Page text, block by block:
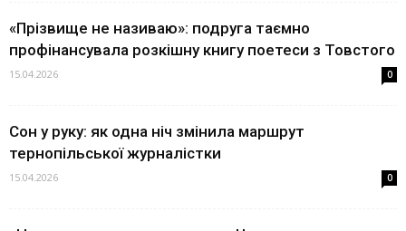
«Прізвище не називаю»: подруга таємно
профінансувала розкішну книгу поетеси з Товстого
15.04.2026 0
Сон у руку: як одна ніч змінила маршрут
тернопільської журналістки
15.04.2026 0